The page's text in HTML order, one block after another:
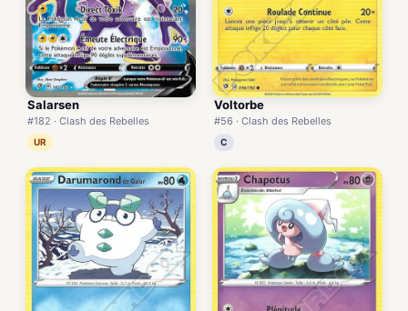
Salarsen
#182 · Clash des Rebelles
UR
Voltorbe
#56 · Clash des Rebelles
C